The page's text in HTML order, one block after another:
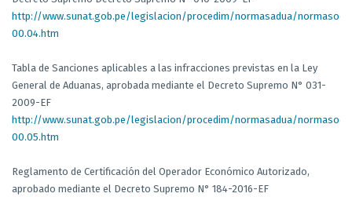
http://www.sunat.gob.pe/legislacion/procedim/normasadua/
00.04.htm
Tabla de Sanciones aplicables a las infracciones previstas en la Ley
General de Aduanas, aprobada mediante el Decreto Supremo N° 031-
2009-EF
http://www.sunat.gob.pe/legislacion/procedim/normasadua/
00.05.htm
Reglamento de Certificación del Operador Económico Autorizado,
aprobado mediante el Decreto Supremo N° 184-2016-EF